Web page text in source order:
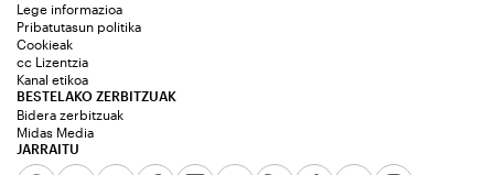
JARRAITU
Lege informazioa
Pribatutasun politika
Cookieak
cc Lizentzia
Kanal etikoa
BESTELAKO ZERBITZUAK
Bidera zerbitzuak
Midas Media